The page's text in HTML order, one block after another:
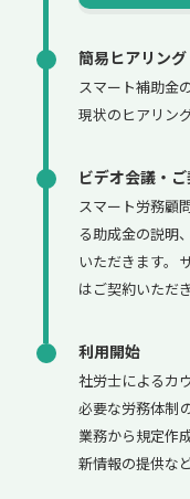
簡易ヒアリング
スマート補助金
現状のヒアリン
ビデオ会議・
スマート労務顧
る助成金の説明
いただきます。
はご契約いただき
利用開始
社労士によるカ
必要な労務体制
業務から規定作
新情報の提供な